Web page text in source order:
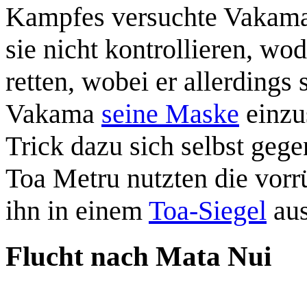
Kampfes versuchte
sie nicht kontrollieren,
retten, wobei er allerdings
Vakama seine Maske
Trick dazu sich selbst
Toa Metru nutzten die
ihn in einem Toa-Siegel
Flucht nach Mata Nui